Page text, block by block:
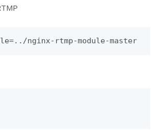
nginx-rtmp-module-master